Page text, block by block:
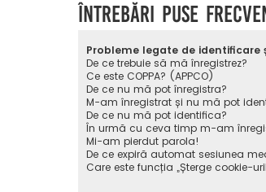
Întrebări puse
Probleme legate de identificare
De ce trebuie să mă înregistrez?
Ce este COPPA? (APPCO)
De ce nu mă pot înregistra?
M-am înregistrat și nu mă pot
De ce nu mă pot identifica?
În urmă cu ceva timp m-am
Mi-am pierdut parola!
De ce expiră automat sesiunea
Care este funcția „Șterge cookie-